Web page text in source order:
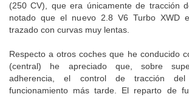
(250 CV), que era únicamente de tracción
notado que el nuevo 2.8 V6 Turbo XWD
trazado con curvas muy lentas.
Respecto a otros coches que he conducido
(central) he apreciado que, sobre
adherencia, el control de tracción
funcionamiento más tarde. El reparto de